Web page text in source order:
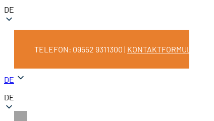
DE
TELEFON: 09552 9311300 | KONTAKTFORMULAR
DE
DE